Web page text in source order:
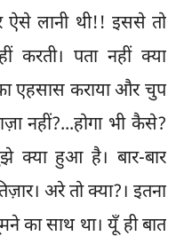
ऐसे लानी थी!! इससे तो
करती। पता नहीं क्या
एहसास कराया और चुप
नहीं?...होगा भी कैसे?
हुआ है। बार-बार
अरे तो क्या?। इतना
का साथ था। यूँ ही बात